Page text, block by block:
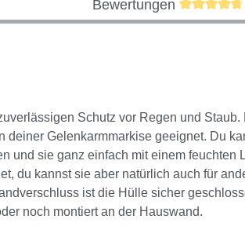
Bewertungen
Schutz vor Regen und Staub.
deiner Gelenkarmmarkise geeignet. Du
und sie ganz einfach mit einem feuchten
du kannst sie aber natürlich auch für
ist die Hülle sicher
noch montiert an der Hauswand.